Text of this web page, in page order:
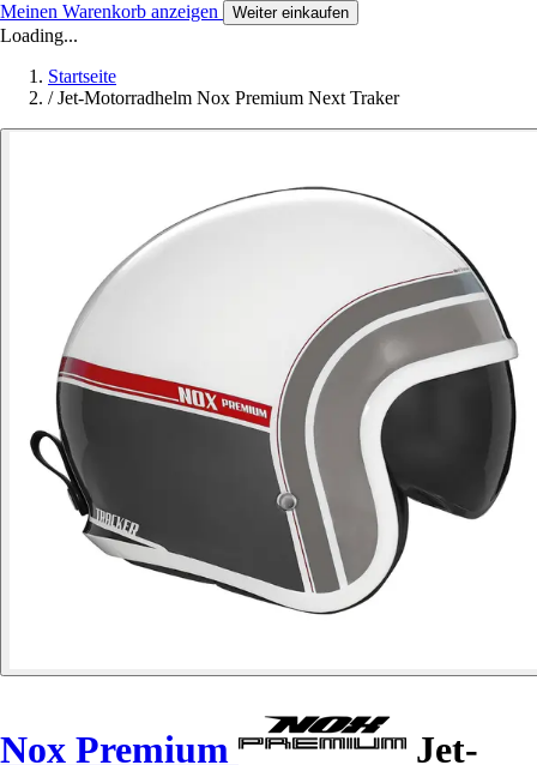
Meinen Warenkorb anzeigen Weiter einkaufen
Loading...
Startseite
/ Jet-Motorradhelm Nox Premium Next Traker
Nox Premium
Jet-